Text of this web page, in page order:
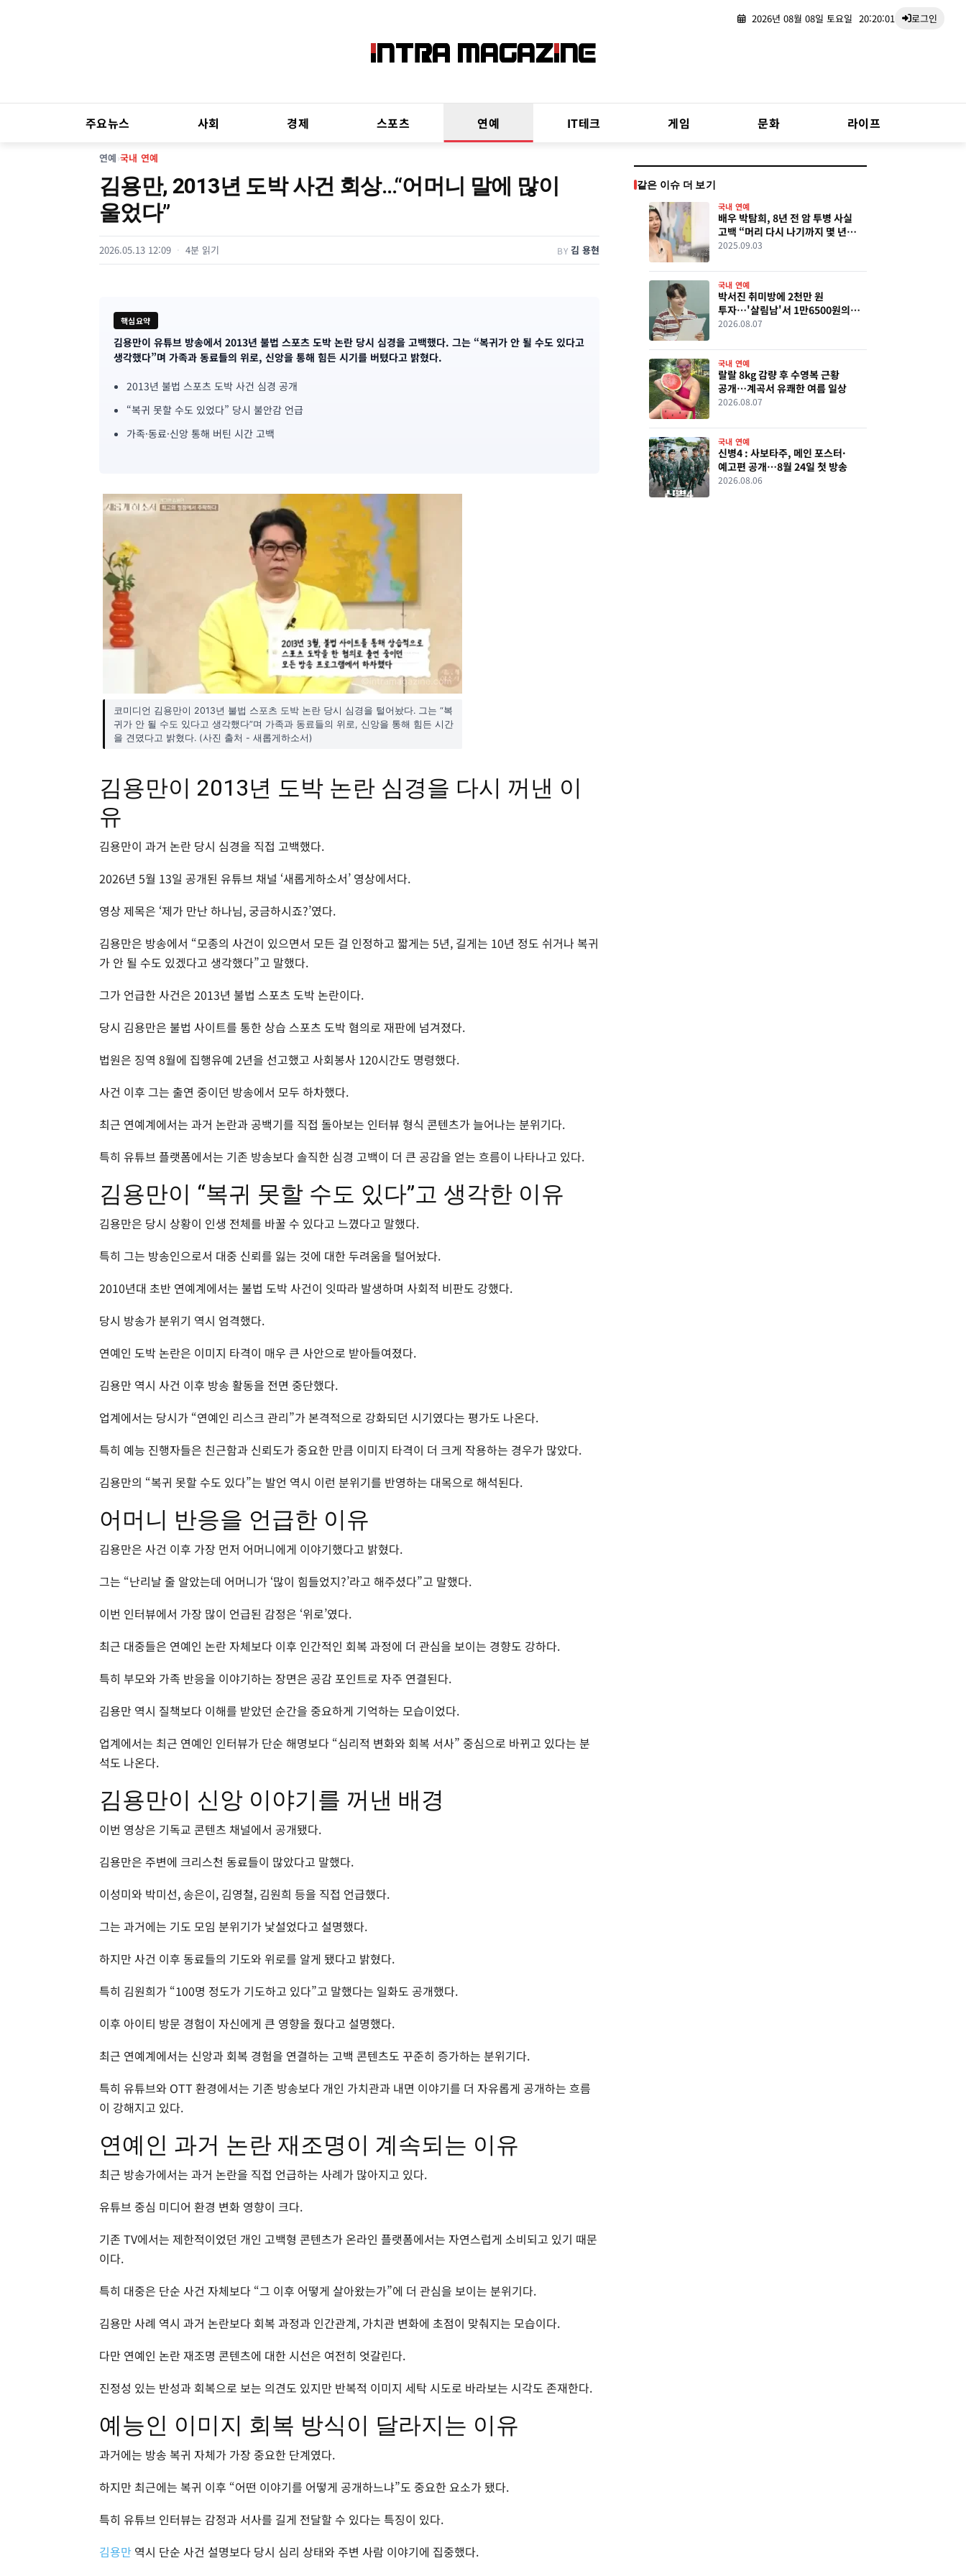
2026년 08월 08일 토요일 20:20:02 로그인
주요뉴스 사회 경제 스포츠 연예 IT테크 게임 문화 라이프
연예›국내 연예
김용만, 2013년 도박 사건 회상…“어머니 말에 많이
울었다”
2026.05.13 12:09 4분 읽기 BY 김 용현
핵심요약
기
심
김용만이 유튜브 방송에서 2013년 불법 스포츠 도박 논란 당시 심경을 고백했다. 그는 “복귀가 안 될 수도 있다고
생각했다”며 가족과 동료들의 위로, 신앙을 통해 힘든 시기를 버텼다고 밝혔다.
2013년 불법 스포츠 도박 사건 심경 공개
“복귀 못할 수도 있었다” 당시 불안감 언급
가족·동료·신앙 통해 버틴 시간 고백
코미디언 김용만이 2013년 불법 스포츠 도박 논란 당시 심경을 털어놨다. 그는 “복
귀가 안 될 수도 있다고 생각했다”며 가족과 동료들의 위로, 신앙을 통해 힘든 시간
을 견뎠다고 밝혔다. (사진 출처 - 새롭게하소서)
김용만이 2013년 도박 논란 심경을 다시 꺼낸 이
유
김용만이 과거 논란 당시 심경을 직접 고백했다.
2026년 5월 13일 공개된 유튜브 채널 ‘새롭게하소서’ 영상에서다.
영상 제목은 ‘제가 만난 하나님, 궁금하시죠?’였다.
김용만은 방송에서 “모종의 사건이 있으면서 모든 걸 인정하고 짧게는 5년, 길게는 10년 정도 쉬거나 복귀
가 안 될 수도 있겠다고 생각했다”고 말했다.
그가 언급한 사건은 2013년 불법 스포츠 도박 논란이다.
당시 김용만은 불법 사이트를 통한 상습 스포츠 도박 혐의로 재판에 넘겨졌다.
법원은 징역 8월에 집행유예 2년을 선고했고 사회봉사 120시간도 명령했다.
사건 이후 그는 출연 중이던 방송에서 모두 하차했다.
최근 연예계에서는 과거 논란과 공백기를 직접 돌아보는 인터뷰 형식 콘텐츠가 늘어나는 분위기다.
특히 유튜브 플랫폼에서는 기존 방송보다 솔직한 심경 고백이 더 큰 공감을 얻는 흐름이 나타나고 있다.
김용만이 “복귀 못할 수도 있다”고 생각한 이유
김용만은 당시 상황이 인생 전체를 바꿀 수 있다고 느꼈다고 말했다.
특히 그는 방송인으로서 대중 신뢰를 잃는 것에 대한 두려움을 털어놨다.
2010년대 초반 연예계에서는 불법 도박 사건이 잇따라 발생하며 사회적 비판도 강했다.
당시 방송가 분위기 역시 엄격했다.
연예인 도박 논란은 이미지 타격이 매우 큰 사안으로 받아들여졌다.
김용만 역시 사건 이후 방송 활동을 전면 중단했다.
업계에서는 당시가 “연예인 리스크 관리”가 본격적으로 강화되던 시기였다는 평가도 나온다.
특히 예능 진행자들은 친근함과 신뢰도가 중요한 만큼 이미지 타격이 더 크게 작용하는 경우가 많았다.
김용만의 “복귀 못할 수도 있다”는 발언 역시 이런 분위기를 반영하는 대목으로 해석된다.
어머니 반응을 언급한 이유
김용만은 사건 이후 가장 먼저 어머니에게 이야기했다고 밝혔다.
그는 “난리날 줄 알았는데 어머니가 ‘많이 힘들었지?’라고 해주셨다”고 말했다.
이번 인터뷰에서 가장 많이 언급된 감정은 ‘위로’였다.
최근 대중들은 연예인 논란 자체보다 이후 인간적인 회복 과정에 더 관심을 보이는 경향도 강하다.
특히 부모와 가족 반응을 이야기하는 장면은 공감 포인트로 자주 연결된다.
김용만 역시 질책보다 이해를 받았던 순간을 중요하게 기억하는 모습이었다.
업계에서는 최근 연예인 인터뷰가 단순 해명보다 “심리적 변화와 회복 서사” 중심으로 바뀌고 있다는 분
석도 나온다.
김용만이 신앙 이야기를 꺼낸 배경
이번 영상은 기독교 콘텐츠 채널에서 공개됐다.
김용만은 주변에 크리스천 동료들이 많았다고 말했다.
이성미와 박미선, 송은이, 김영철, 김원희 등을 직접 언급했다.
그는 과거에는 기도 모임 분위기가 낯설었다고 설명했다.
하지만 사건 이후 동료들의 기도와 위로를 알게 됐다고 밝혔다.
특히 김원희가 “100명 정도가 기도하고 있다”고 말했다는 일화도 공개했다.
이후 아이티 방문 경험이 자신에게 큰 영향을 줬다고 설명했다.
최근 연예계에서는 신앙과 회복 경험을 연결하는 고백 콘텐츠도 꾸준히 증가하는 분위기다.
특히 유튜브와 OTT 환경에서는 기존 방송보다 개인 가치관과 내면 이야기를 더 자유롭게 공개하는 흐름
이 강해지고 있다.
연예인 과거 논란 재조명이 계속되는 이유
최근 방송가에서는 과거 논란을 직접 언급하는 사례가 많아지고 있다.
유튜브 중심 미디어 환경 변화 영향이 크다.
기존 TV에서는 제한적이었던 개인 고백형 콘텐츠가 온라인 플랫폼에서는 자연스럽게 소비되고 있기 때문
이다.
특히 대중은 단순 사건 자체보다 “그 이후 어떻게 살아왔는가”에 더 관심을 보이는 분위기다.
김용만 사례 역시 과거 논란보다 회복 과정과 인간관계, 가치관 변화에 초점이 맞춰지는 모습이다.
다만 연예인 논란 재조명 콘텐츠에 대한 시선은 여전히 엇갈린다.
진정성 있는 반성과 회복으로 보는 의견도 있지만 반복적 이미지 세탁 시도로 바라보는 시각도 존재한다.
예능인 이미지 회복 방식이 달라지는 이유
과거에는 방송 복귀 자체가 가장 중요한 단계였다.
하지만 최근에는 복귀 이후 “어떤 이야기를 어떻게 공개하느냐”도 중요한 요소가 됐다.
특히 유튜브 인터뷰는 감정과 서사를 길게 전달할 수 있다는 특징이 있다.
김용만 역시 단순 사건 설명보다 당시 심리 상태와 주변 사람 이야기에 집중했다.
같은 이슈 더 보기
국내 연예
배우 박탐희, 8년 전 암 투병 사실
고백 “머리 다시 나기까지 몇 년
걸렸다”
2025.09.03
국내 연예
박서진 취미방에 2천만 원
투자…'살림남'서 1만6500원의
행복 도전
2026.08.07
국내 연예
랄랄 8kg 감량 후 수영복 근황
공개…계곡서 유쾌한 여름 일상
2026.08.07
국내 연예
신병4 : 사보타주, 메인 포스터·
예고편 공개…8월 24일 첫 방송
2026.08.06